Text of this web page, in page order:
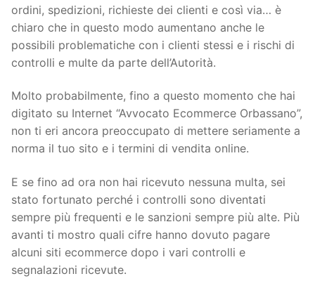
ordini, spedizioni, richieste dei clienti e così via… è
chiaro che in questo modo aumentano anche le
possibili problematiche con i clienti stessi e i rischi di
controlli e multe da parte dell’Autorità.
Molto probabilmente, fino a questo momento che hai
digitato su Internet “Avvocato Ecommerce Orbassano”,
non ti eri ancora preoccupato di mettere seriamente a
norma il tuo sito e i termini di vendita online.
E se fino ad ora non hai ricevuto nessuna multa, sei
stato fortunato perché i controlli sono diventati
sempre più frequenti e le sanzioni sempre più alte. Più
avanti ti mostro quali cifre hanno dovuto pagare
alcuni siti ecommerce dopo i vari controlli e
segnalazioni ricevute.